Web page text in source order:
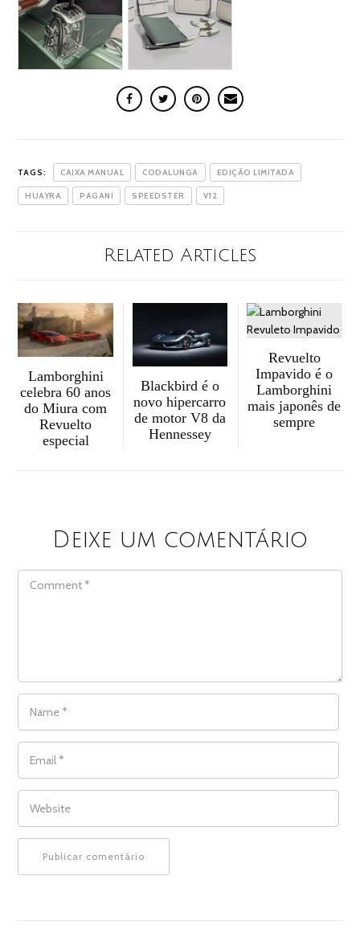
TAGS: CAIXA MANUAL CODALUNGA EDIÇÃO LIMITADA
HUAYRA PAGANI SPEEDSTER V12
Related Articles
Lamborghini
celebra 60 anos
do Miura com
Revuelto
especial
Blackbird é o
novo hipercarro
de motor V8 da
Hennessey
Revuelto
Impavido é o
Lamborghini
mais japonês de
sempre
Deixe um comentário
COMMENT
NAME
EMAIL
WEBSITE